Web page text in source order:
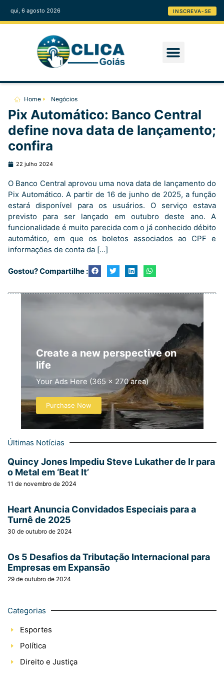
qui, 6 agosto 2026 INSCREVA-SE
Home Negócios
Pix Automático: Banco Central
define nova data de lançamento;
confira
22 julho 2024
O Banco Central aprovou uma nova data de lançamento do
Pix Automático. A partir de 16 de junho de 2025, a função
estará disponível para os usuários. O serviço estava
previsto para ser lançado em outubro deste ano. A
funcionalidade é muito parecida com o já conhecido débito
automático, em que os boletos associados ao CPF e
informações de conta da […]
Gostou? Compartilhe :
Create a new perspective on
life
Your Ads Here (365 x 270 area)
Purchase Now
Últimas Notícias
Quincy Jones Impediu Steve Lukather de Ir para
o Metal em ‘Beat It’
11 de novembro de 2024
Heart Anuncia Convidados Especiais para a
Turnê de 2025
30 de outubro de 2024
Os 5 Desafios da Tributação Internacional para
Empresas em Expansão
29 de outubro de 2024
Categorias
Esportes
Política
Direito e Justiça